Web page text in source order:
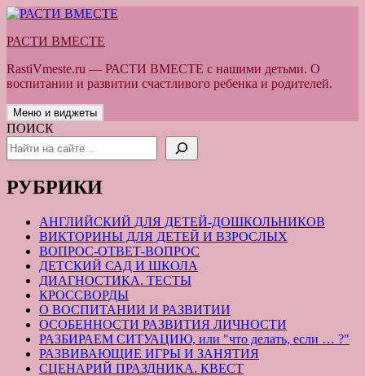
Перейти
содержимому
РАСТИ ВМЕСТЕ
RastiVmeste.ru — РАСТИ ВМЕСТЕ с нашими детьми. О
воспитании и развитии счастливого ребенка и родителей.
Меню и виджеты
ПОИСК
РУБРИКИ
АНГЛИЙСКИЙ ДЛЯ ДЕТЕЙ-ДОШКОЛЬНИКОВ
ВИКТОРИНЫ ДЛЯ ДЕТЕЙ И ВЗРОСЛЫХ
ВОПРОС-ОТВЕТ-ВОПРОС
ДЕТСКИЙ САД И ШКОЛА
ДИАГНОСТИКА. ТЕСТЫ
КРОССВОРДЫ
О ВОСПИТАНИИ И РАЗВИТИИ
ОСОБЕННОСТИ РАЗВИТИЯ ЛИЧНОСТИ
РАЗБИРАЕМ СИТУАЦИЮ, или "что делать, если … ?"
РАЗВИВАЮЩИЕ ИГРЫ И ЗАНЯТИЯ
СЦЕНАРИЙ ПРАЗДНИКА. КВЕСТ